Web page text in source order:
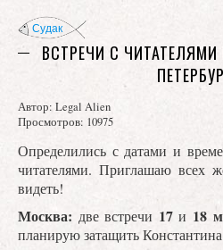
Судак
ВСТРЕЧИ С
Автор: Legal Alien
Просмотров: 10975
Определились с датами и
читателями. Приглашаю всех
видеть!
Москва: две встречи 17и 18
планирую затащить